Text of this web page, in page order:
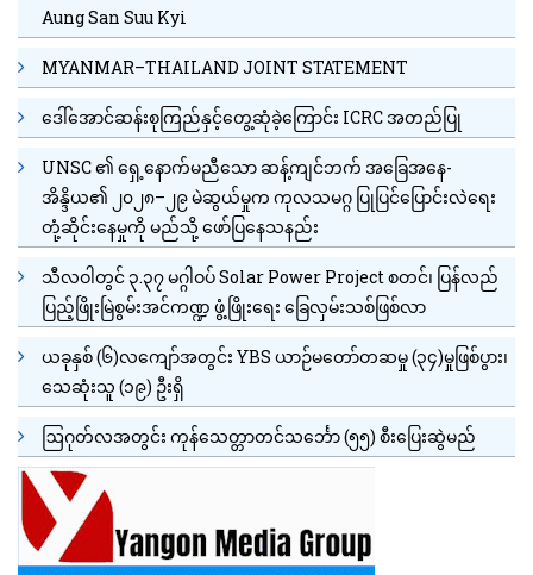
Aung San Suu Kyi
MYANMAR–THAILAND JOINT STATEMENT
ဒေါ်အောင်ဆန်းစုကြည်နှင့်တွေ့ဆုံခဲ့ကြောင်း ICRC အတည်ပြု
UNSC ၏ ရှေ့နောက်မညီသော ဆန့်ကျင်ဘက် အခြေအနေ-
အိန္ဒိယ၏ ၂၀၂၈–၂၉ မဲဆွယ်မှုက ကုလသမဂ္ဂ ပြုပြင်ပြောင်းလဲရေး
တုံ့ဆိုင်းနေမှုကို မည်သို့ ဖော်ပြနေသနည်း
သီလဝါတွင် ၃.၃၇ မဂ္ဂါဝပ် Solar Power Project စတင်၊ ပြန်လည်
ပြည့်ဖြိုးမြဲစွမ်းအင်ကဏ္ဍ ဖွံ့ဖြိုးရေး ခြေလှမ်းသစ်ဖြစ်လာ
ယခုနှစ် (၆)လကျော်အတွင်း YBS ယာဉ်မတော်တဆမှု (၃၄)မှုဖြစ်ပွား၊
သေဆုံးသူ (၁၉) ဦးရှိ
ဩဂုတ်လအတွင်း ကုန်သေတ္တာတင်သင်္ဘော (၅၅) စီးပြေးဆွဲမည်